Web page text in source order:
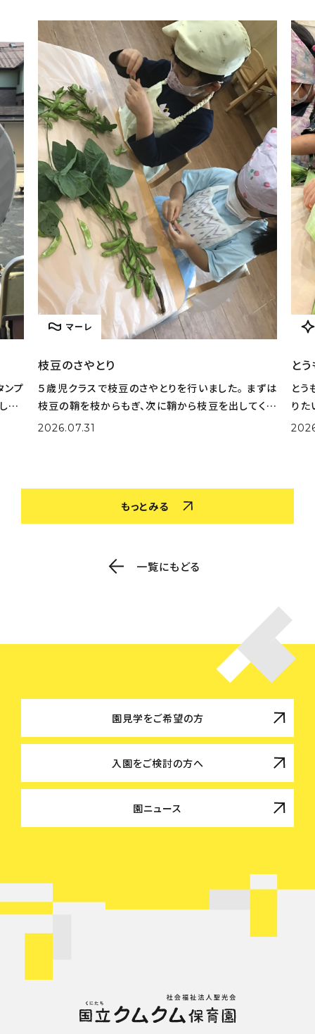
ンプ
。
マーレ
枝豆のさやとり
５歳児クラスで枝豆のさやとりを行いました。 まずは
枝豆の鞘を枝からもぎ、次に鞘から枝豆を出してくれ
ました。 大量の鞘から豆を一生懸命取り出してくれま
2026.07.31
と
とう
りた
実際
もっとみる
一覧にもどる
園見学をご希望の方
入園をご検討の方へ
園ニュース